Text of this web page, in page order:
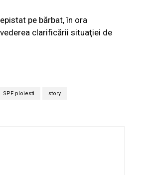
pe bărbat, în ora
clarificării situaţiei de
SPF ploiesti story